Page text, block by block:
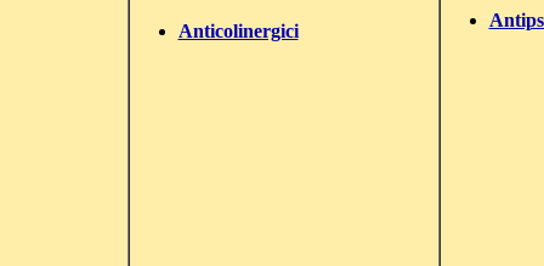
Anticolinergici